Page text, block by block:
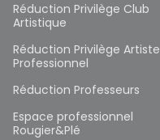
Réduction Privilège Club
Artistique
Réduction Privilège Artiste
Professionnel
Réduction Professeurs
Espace professionnel
Rougier&Plé